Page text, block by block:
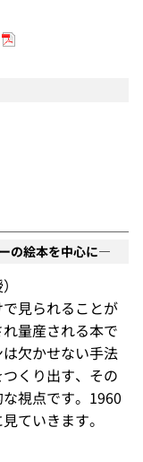
の絵本を中心に―
見られることが
量産される本で
欠かせない手法
くり出す、その
視点です。1960
ていきます。